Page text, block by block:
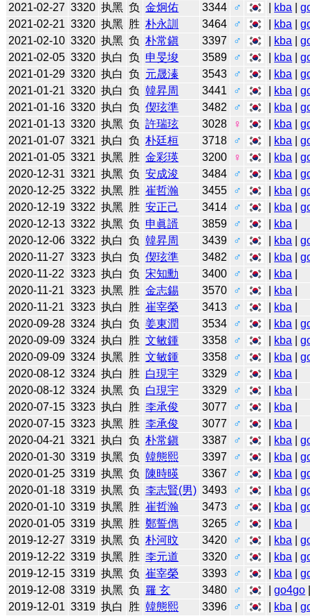
2021-02-27 3320 执黑 负 金炯佑 3344 ♂ kba |
2021-02-21 3320 执黑 胜 朴永訓 3464 ♂ kba |
2021-02-10 3320 执黑 负 朴常鎭 3397 ♂ kba |
2021-02-05 3320 执白 负 申旻埈 3589 ♂ kba |
2021-01-29 3320 执白 负 元晟溱 3543 ♂ kba |
2021-01-21 3320 执白 负 韓昇周 3441 ♂ kba |
2021-01-16 3320 执白 负 偰玹準 3482 ♂ kba |
2021-01-13 3320 执黑 负 許瑞玹 3028 ♀ kba |
2021-01-07 3321 执白 负 朴廷桓 3718 ♂ kba |
2021-01-05 3321 执黑 胜 金彩瑛 3200 ♀ kba |
2020-12-31 3321 执黑 负 安成浚 3484 ♂ kba |
2020-12-25 3322 执黑 胜 崔哲瀚 3455 ♂ kba |
2020-12-19 3322 执黑 胜 安正己 3414 ♂ kba |
2020-12-13 3322 执黑 负 申眞諝 3859 ♂ kba
2020-12-06 3322 执白 负 韓昇周 3439 ♂ kba |
2020-11-27 3323 执白 负 偰玹準 3482 ♂ kba |
2020-11-22 3323 执白 负 宋知勳 3400 ♂ kba
2020-11-21 3323 执黑 胜 金志錫 3570 ♂ kba
2020-11-21 3323 执白 胜 崔宰榮 3413 ♂ kba
2020-09-28 3324 执白 负 姜東潤 3534 ♂ kba |
2020-09-09 3324 执白 胜 文敏鍾 3358 ♂ kba |
2020-09-09 3324 执黑 胜 文敏鍾 3358 ♂ kba |
2020-08-12 3324 执白 胜 白現宇 3329 ♂ kba
2020-08-12 3324 执黑 负 白現宇 3329 ♂ kba
2020-07-15 3323 执白 胜 李承俊 3077 ♂ kba
2020-07-15 3323 执黑 胜 李承俊 3077 ♂ kba
2020-04-21 3321 执白 负 朴常鎭 3387 ♂ kba |
2020-01-30 3319 执黑 负 韓態熙 3397 ♂ kba |
2020-01-25 3319 执黑 负 陳時暎 3367 ♂ kba |
2020-01-18 3319 执黑 负 李志賢(男) 3493 ♂ kba |
2020-01-10 3319 执黑 胜 崔哲瀚 3473 ♂ kba |
2020-01-05 3319 执黑 胜 鄭誓儁 3265 ♂ kba
2019-12-27 3319 执黑 负 朴河旼 3420 ♂ kba |
2019-12-22 3319 执黑 胜 李元道 3320 ♂ kba |
2019-12-15 3319 执黑 负 崔宰榮 3393 ♂ kba |
2019-12-08 3319 执黑 负 羅 玄 3480 ♂ |go4go
2019-12-01 3319 执白 胜 韓態熙 3396 ♂ kba |